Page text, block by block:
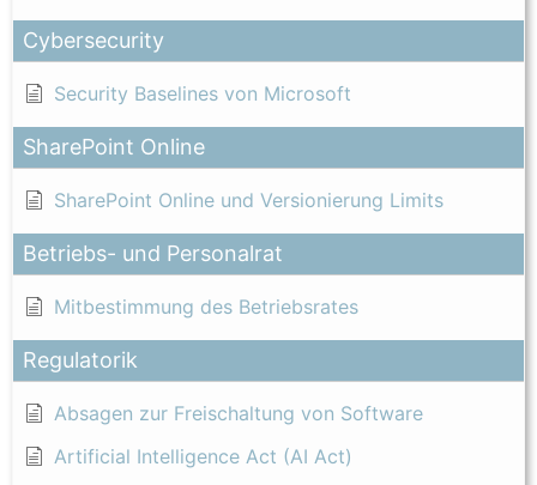
Cybersecurity
Security Baselines von Microsoft
SharePoint Online
SharePoint Online und Versionierung Limits
Betriebs- und Personalrat
Mitbestimmung des Betriebsrates
Regulatorik
Absagen zur Freischaltung von Software
Artificial Intelligence Act (AI Act)